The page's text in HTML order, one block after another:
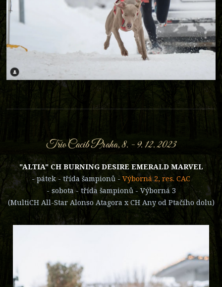
Trio Cacib Praha, 8. - 9. 12. 2023
"ALTIA" CH BURNING DESIRE EMERALD MARVEL
- pátek - třída šampionů - Výborná 2, res. CAC
- sobota - třída šampionů - Výborná 3
(MultiCH All-Star Alonso Atagora x CH Any od Ptačího dolu)